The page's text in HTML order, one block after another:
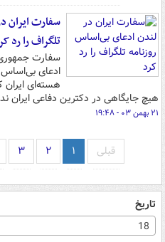
سفارت ایران
تلگراف را رد
سفارت
ادعای بی‌اساس
هسته‌ای
هیچ جایگاهی در دکترین دفاعی ایران
۲۱ بهمن ۰۳ - ۱۹:۴۸
قبلی ۱ ۲ ۳
تاریخ
18